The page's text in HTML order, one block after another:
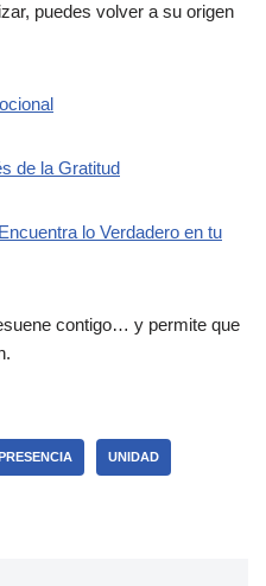
puedes volver a su origen
de la Gratitud
lo Verdadero en tu
contigo… y permite que
PRESENCIA UNIDAD